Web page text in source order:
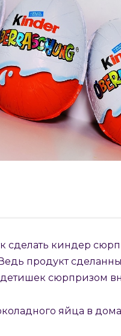
сделать киндер
продукт
сюрпризом
яйца в